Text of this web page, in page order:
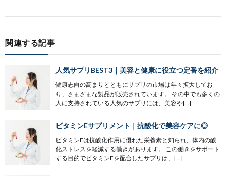
関連する記事
人気サプリBEST3｜美容と健康に役立つ定番を紹介
健康志向の高まりとともにサプリの市場は年々拡大してお
り、さまざまな製品が販売されています。 その中でも多くの
人に支持されている人気のサプリには、美容や[…]
ビタミンEサプリメント｜抗酸化で美容ケアに◎
ビタミンEは抗酸化作用に優れた栄養素と知られ、体内の酸
化ストレスを軽減する働きがあります。 この働きをサポート
する目的でビタミンEを配合したサプリは、[…]